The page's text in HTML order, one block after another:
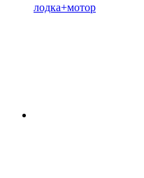
лодка+мотор